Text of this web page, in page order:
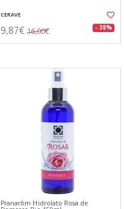
CERAVE
9,87€ 16,00€ - 38%
Pranarôm Hidrolato Rosa de